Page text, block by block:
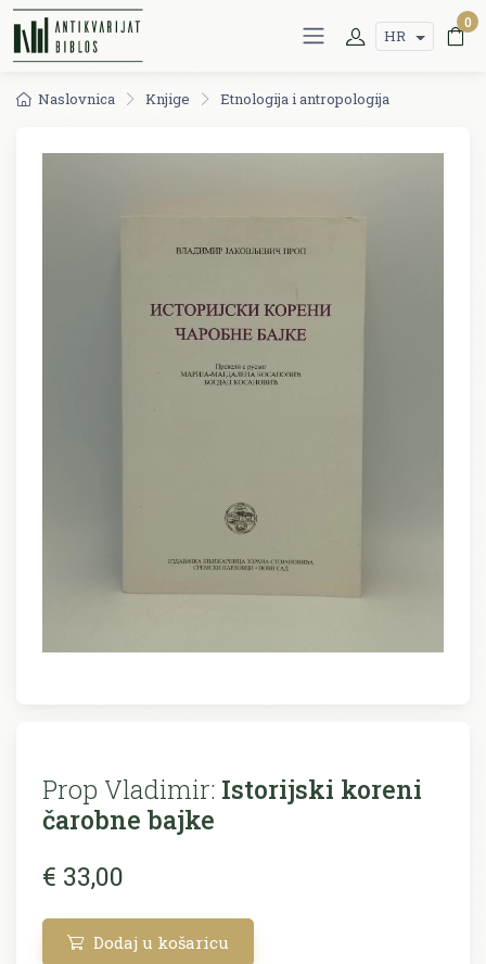
HR
0
Naslovnica Knjige Etnologija i antropologija
Prop Vladimir: Istorijski koreni
čarobne bajke
€ 33,00
Dodaj u košaricu